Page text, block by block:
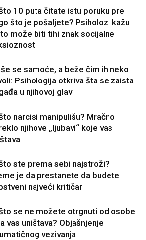
10 puta čitate istu poruku pre
što je pošaljete? Psiholozi kažu
može biti tihi znak socijalne
se samoće, a beže čim ih neko
Psihologija otkriva šta se zaista
u njihovoj glavi
narcisi manipulišu? Mračno
njihove „ljubavi“ koje vas
ste prema sebi najstroži?
je da prestanete da budete
najveći kritičar
se ne možete otrgnuti od osobe
vas uništava? Objašnjenje
vezivanja